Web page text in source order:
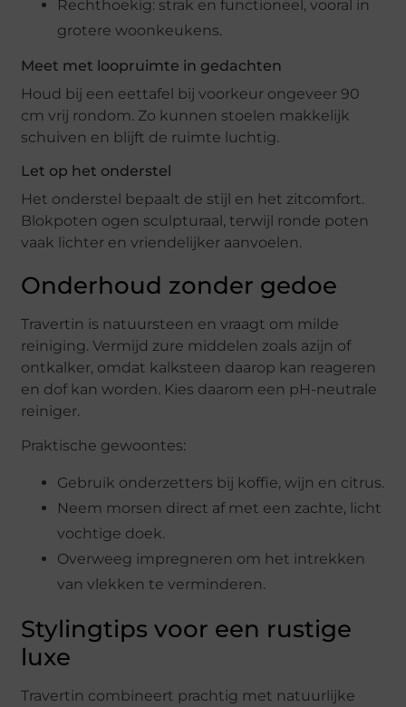
Rechthoekig: strak en functioneel, vooral in
grotere woonkeukens.
Meet met loopruimte in gedachten
Houd bij een eettafel bij voorkeur ongeveer 90
cm vrij rondom. Zo kunnen stoelen makkelijk
schuiven en blijft de ruimte luchtig.
Let op het onderstel
Het onderstel bepaalt de stijl en het zitcomfort.
Blokpoten ogen sculpturaal, terwijl ronde poten
vaak lichter en vriendelijker aanvoelen.
Onderhoud zonder gedoe
Travertin is natuursteen en vraagt om milde
reiniging. Vermijd zure middelen zoals azijn of
ontkalker, omdat kalksteen daarop kan reageren
en dof kan worden. Kies daarom een pH-neutrale
reiniger.
Praktische gewoontes:
Gebruik onderzetters bij koffie, wijn en citrus.
Neem morsen direct af met een zachte, licht
vochtige doek.
Overweeg impregneren om het intrekken
van vlekken te verminderen.
Stylingtips voor een rustige
luxe
Travertin combineert prachtig met natuurlijke